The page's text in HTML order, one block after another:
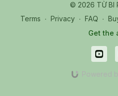
© 2026 TỪ BI
Terms ∙ Privacy ∙ FAQ ∙
Get the
Powered